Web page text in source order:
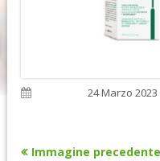
Pubblicato24 Marzo 2023
Immagine precedente